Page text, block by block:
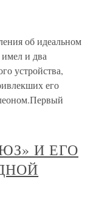
об идеальном
и два
устройства,
его
И ЕГО